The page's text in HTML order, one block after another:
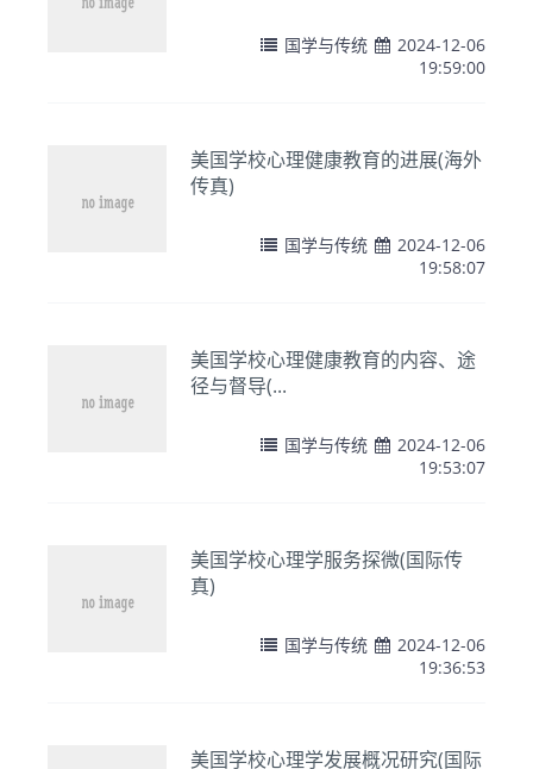
国学与传统
2024-12-06
19:59:00
美国学校心理健康教育的进展(海外
传真)
国学与传统
2024-12-06
19:58:07
美国学校心理健康教育的内容、途
径与督导(...
国学与传统
2024-12-06
19:53:07
美国学校心理学服务探微(国际传
真)
国学与传统
2024-12-06
19:36:53
美国学校心理学发展概况研究(国际